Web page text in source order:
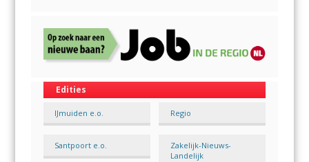
Edities
IJmuiden e.o. Regio
Santpoort e.o.
Zakelijk-Nieuws-
Landelijk